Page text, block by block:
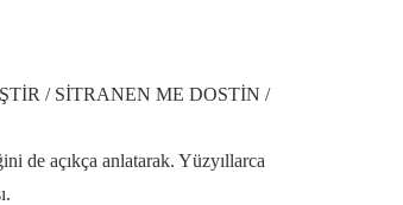
/ SİTRANEN ME DOSTİN /
de açıkça anlatarak. Yüzyıllarca